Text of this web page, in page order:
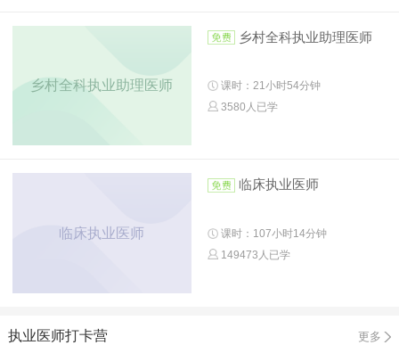
乡村全科执业助理医师
乡村全科执业助理医师
课时：21小时54分钟
3580人已学
临床执业医师
临床执业医师
课时：107小时14分钟
149473人已学
执业医师打卡营 更多